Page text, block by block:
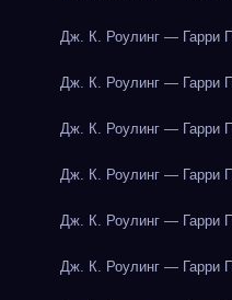
Дж. К. Роулинг — Гарри
Дж. К. Роулинг — Гарри
Дж. К. Роулинг — Гарри
Дж. К. Роулинг — Гарри
Дж. К. Роулинг — Гарри
Дж. К. Роулинг — Гарри